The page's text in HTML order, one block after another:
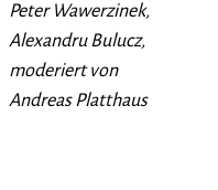
Peter Wawerzinek,
Alexandru Bulucz,
moderiert von
Andreas Platthaus